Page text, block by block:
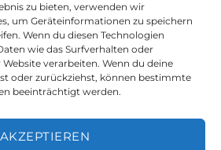
zu bieten, verwenden wir
um Geräteinformationen zu speichern
Wenn du diesen Technologien
wie das Surfverhalten oder
verarbeiten. Wenn du deine
oder zurückziehst, können bestimmte
beeinträchtigt werden.
AKZEPTIEREN